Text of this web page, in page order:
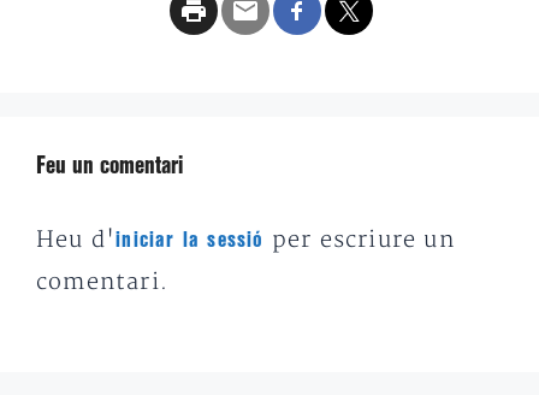
Feu un comentari
Heu d'iniciar la sessió
per escriure un
comentari.